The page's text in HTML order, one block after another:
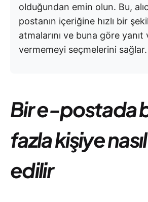
olduğundan emin olun. Bu,
postanın içeriğine hızlı bir
atmalarını ve buna göre yanıt
vermemeyi seçmelerini sağlar.
Bir e-postada
fazla kişiye
edilir